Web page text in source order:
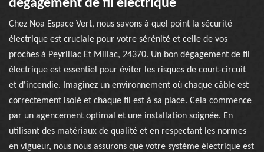
dégagement de fil électrique
Chez Noa Espace Vert, nous savons à quel point la sécurité
électrique est cruciale pour votre sérénité et celle de vos
proches à Peyrillac Et Millac, 24370. Un bon dégagement de fil
électrique est essentiel pour éviter les risques de court-circuit
et d'incendie. Imaginez un environnement où chaque câble est
correctement isolé et chaque fil est à sa place. Cela commence
par un agencement optimal et une installation soignée. En
utilisant des matériaux de qualité et en respectant les normes
en vigueur, nous nous assurons que votre système électrique est